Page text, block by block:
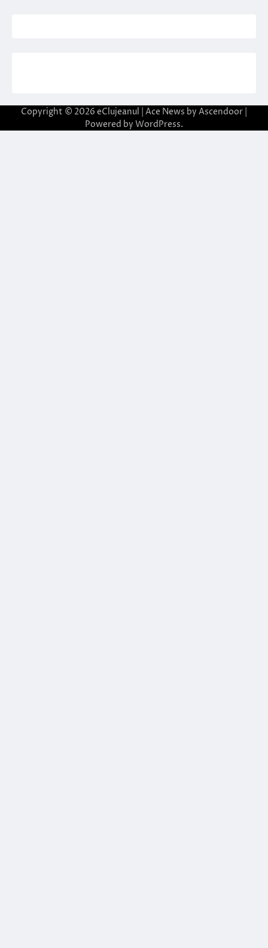
Copyright © 2026 eClujeanul | Ace News by Ascendoor
Powered by WordPress.